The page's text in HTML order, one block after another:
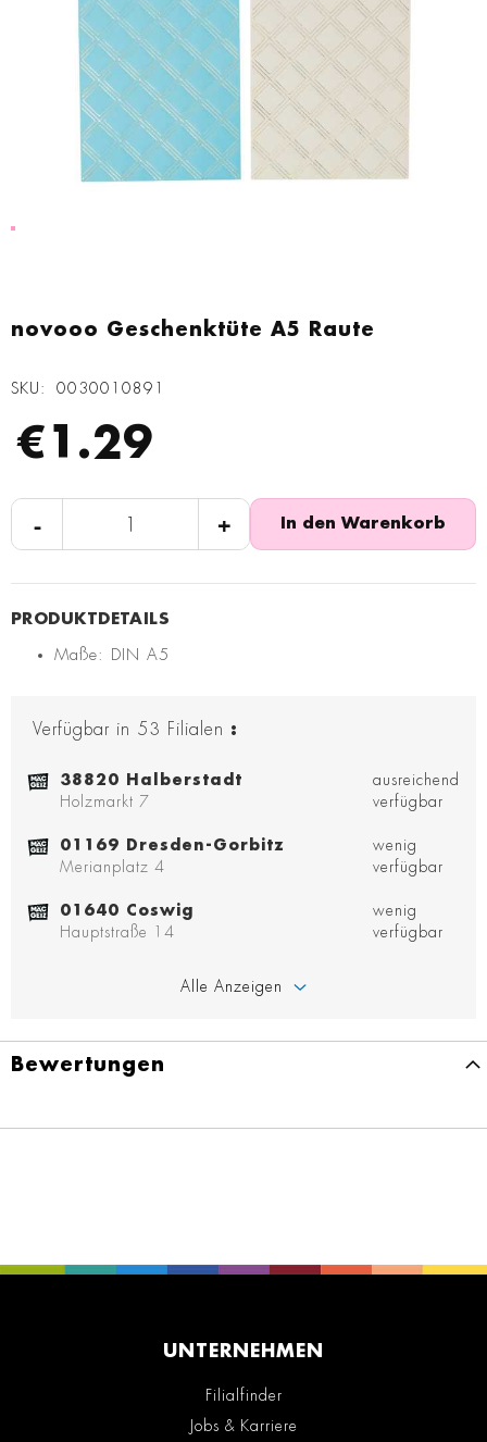
novooo Geschenktüte A5 Raute
SKU 0030010891
€1.29
- + In den Warenkorb
Maße: DIN A5
Verfügbar in 53 Filialen :
38820 Halberstadt
Holzmarkt 7
ausreichend
verfügbar
01169 Dresden-Gorbitz
Merianplatz 4
wenig
verfügbar
01640 Coswig
Hauptstraße 14
wenig
verfügbar
Alle Anzeigen
Anfang
springen
Bewertungen
UNTERNEHMEN
Filialfinder
Jobs & Karriere